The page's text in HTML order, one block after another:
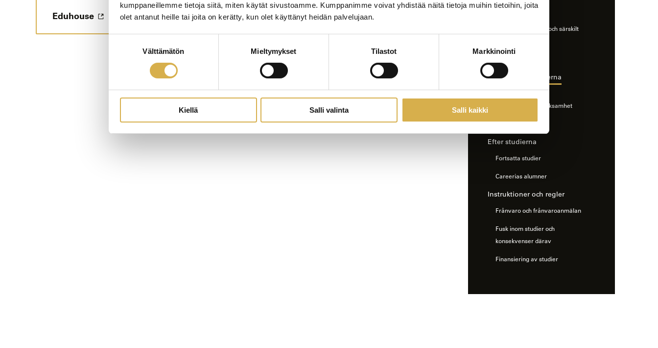
kumppaneillemme tietoja siitä, miten käytät sivustoamme. Kumppanimme voivat yhdistää näitä tietoja muihin tietoihin, joita
olet antanut heille tai joita on kerätty, kun olet käyttänyt heidän palvelujaan.
Välttämätön Mieltymykset Tilastot Markkinointi
Kiellä Salli valinta Salli kaikki
Eduhouse Stöd för studierna
Studiehandledning och särskilt
Vid sidan av studierna
Studerandekårsverksamhet
Studier och idrott
Efter studierna
Fortsatta studier
Careerias alumner
Instruktioner och regler
Frånvaro och frånvaroanmälan
Fusk inom studier och
konsekvenser därav
Finansiering av studier